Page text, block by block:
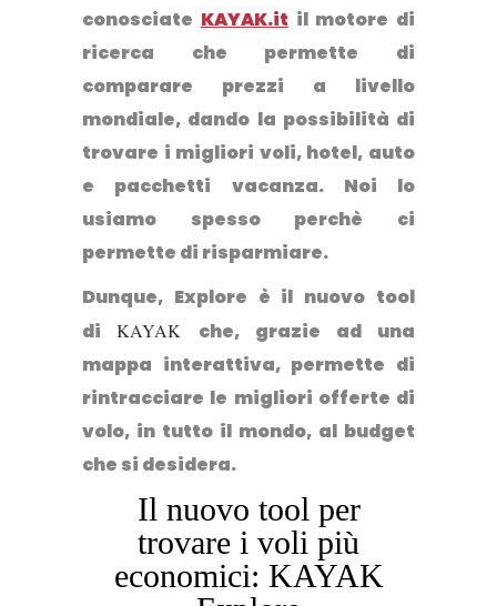
conosciate KAYAK.it il motore di
ricerca che permette di
comparare prezzi a livello
mondiale, dando la possibilità di
trovare i migliori voli, hotel, auto
e pacchetti vacanza. Noi lo
usiamo spesso perchè ci
permette di risparmiare.
Dunque, Explore è il nuovo tool
di KAYAK che, grazie ad una
mappa interattiva, permette di
rintracciare le migliori offerte di
volo, in tutto il mondo, al budget
che si desidera.
Il nuovo tool per
trovare i voli più
economici: KAYAK